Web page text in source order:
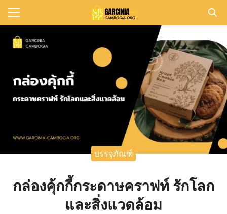
Skip
งหมด
for:
บรรจุภัณฑ์
กล่องคุ้กกี้กระดาษคราฟท์ รักโลก
และสิ่งแวดล้อม